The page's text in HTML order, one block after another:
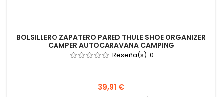
BOLSILLERO ZAPATERO PARED THULE SHOE ORGANIZER
CAMPER AUTOCARAVANA CAMPING
Reseña(s): 0
Precio
39,91 €